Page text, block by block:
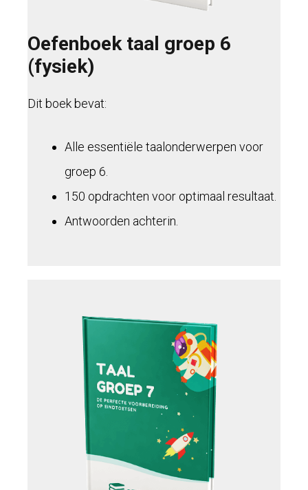
Oefenboek taal groep 6
(fysiek)
Dit boek bevat:
Alle essentiële taalonderwerpen voor
groep 6.
150 opdrachten voor optimaal resultaat.
Antwoorden achterin.